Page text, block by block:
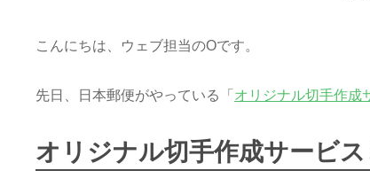
ウ
担
当
こんにちは、ウェブ担当のOです。
先日、日本郵便がやっている「 オリジナル切手作成
オリジナル切手作成サービス